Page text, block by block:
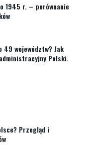
1945 r. – porównanie
49 województw? Jak
Polski.
Przegląd i